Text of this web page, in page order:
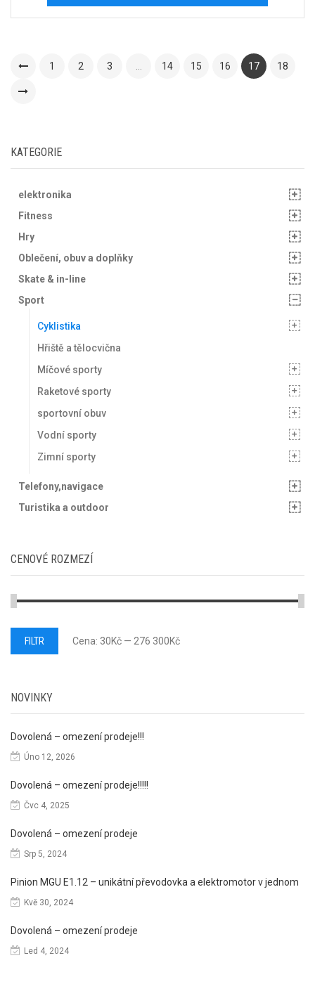
1 2 3 14 15 16 17 18
KATEGORIE
elektronika
Fitness
Hry
Oblečení, obuv a doplňky
Skate & in-line
Sport
Cyklistika
Hřiště a tělocvična
Míčové sporty
Raketové sporty
sportovní obuv
Vodní sporty
Zimní sporty
Telefony,navigace
Turistika a outdoor
CENOVÉ ROZMEZÍ
Minimální
Maximální
FILTR Cena: 30Kč — 276 300Kč
NOVINKY
Dovolená – omezení prodeje!!!
Úno 12, 2026
Dovolená – omezení prodeje!!!!!
Čvc 4, 2025
Dovolená – omezení prodeje
Srp 5, 2024
Pinion MGU E1.12 – unikátní převodovka a elektromotor v jednom
Kvě 30, 2024
Dovolená – omezení prodeje
Led 4, 2024